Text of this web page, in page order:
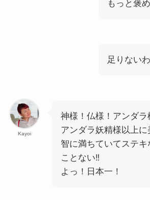
もっと褒
足りない
Kayoi
神様！仏様！アンダラ
アンダラ妖精様以上に
智に満ちていてステキ
ことない‼
よっ！日本一！